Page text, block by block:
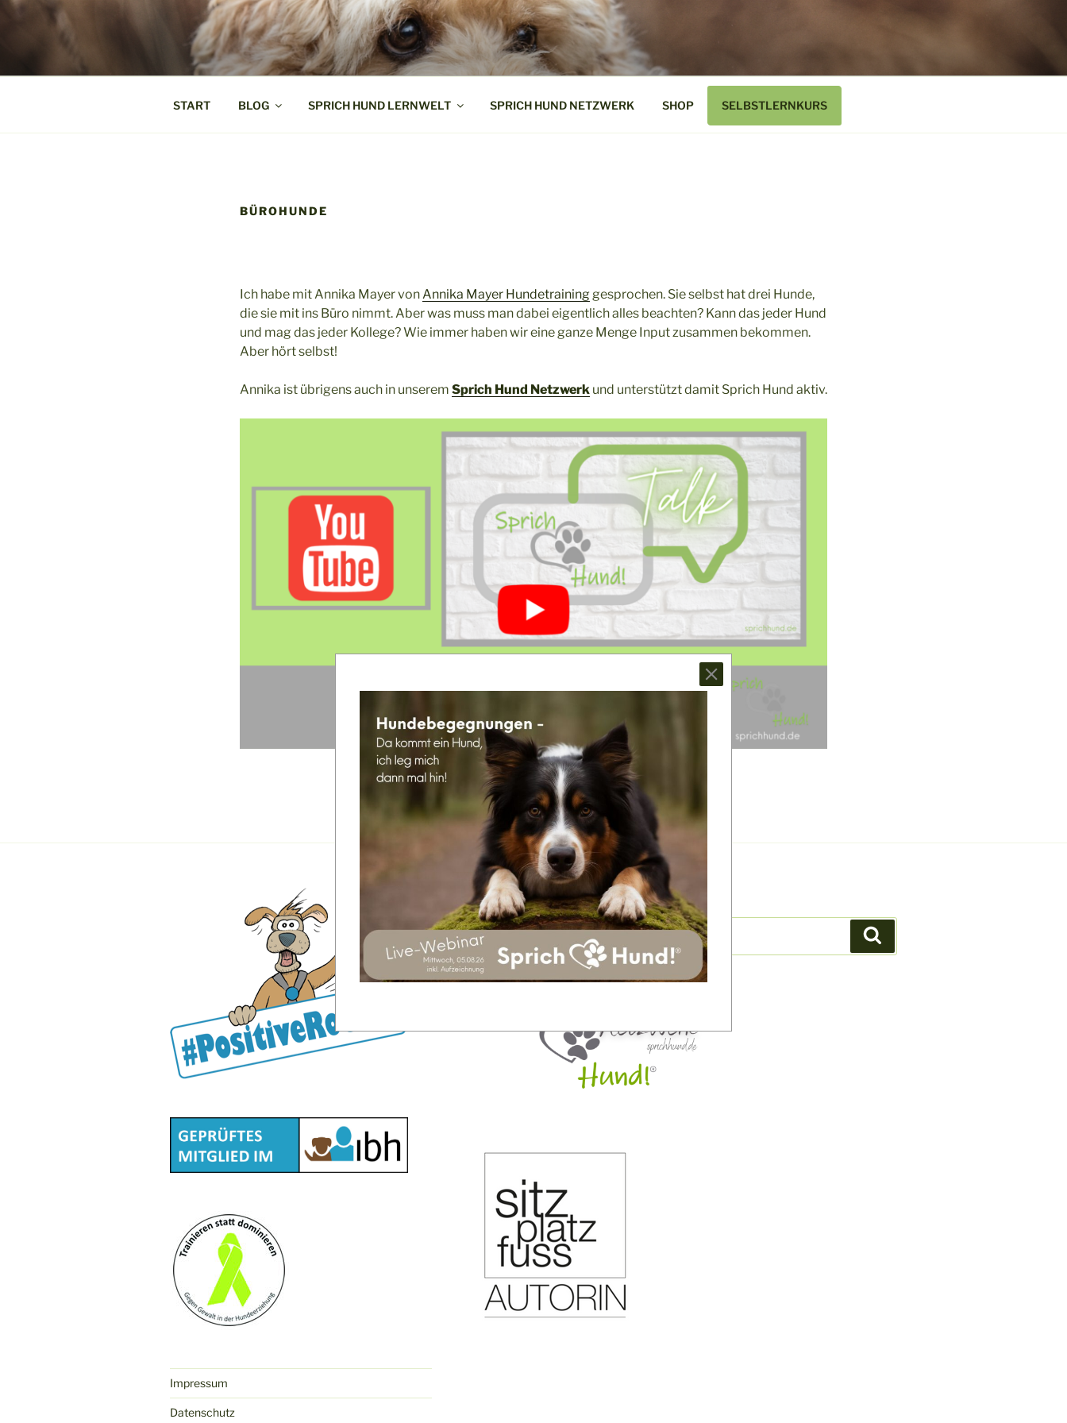
Zum
SPRICH HUND!
Weil Verstehen der Anfang von Vertrauen ist
START BLOG SPRICH HUND LERNWELT SPRICH HUND NETZWERK SHOP SELBSTLERNKURS
BÜROHUNDE
Ich habe mit Annika Mayer von Annika Mayer Hundetraining gesprochen. Sie selbst hat drei Hunde,
die sie mit ins Büro nimmt. Aber was muss man dabei eigentlich alles beachten? Kann das jeder Hund
und mag das jeder Kollege? Wie immer haben wir eine ganze Menge Input zusammen bekommen.
Aber hört selbst!
Annika ist übrigens auch in unserem Sprich Hund Netzwerk und unterstützt damit Sprich Hund aktiv.
Impressum
Datenschutz
SUCHE
Suchen
nach: